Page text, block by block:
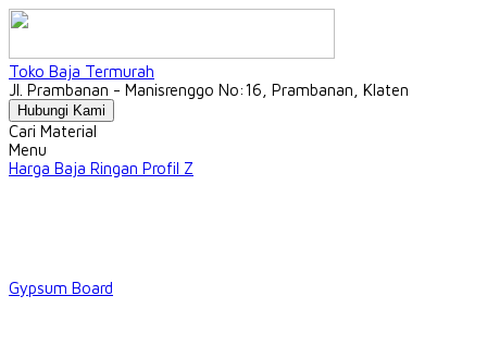
Toko Baja Termurah
Jl. Prambanan - Manisrenggo No:16, Prambanan, Klaten
Hubungi Kami
Cari Material
Menu
Harga Baja Ringan Profil Z
Gypsum Board